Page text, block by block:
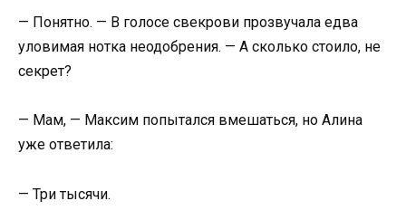
— Понятно. — В голосе свекрови прозвучала едва
уловимая нотка неодобрения. — А сколько стоило, не
секрет?
— Мам, — Максим попытался вмешаться, но Алина
уже ответила:
— Три тысячи.